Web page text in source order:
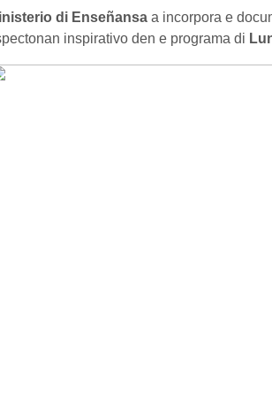
di Enseñansa a incorpora e
inspirativo den e programa di